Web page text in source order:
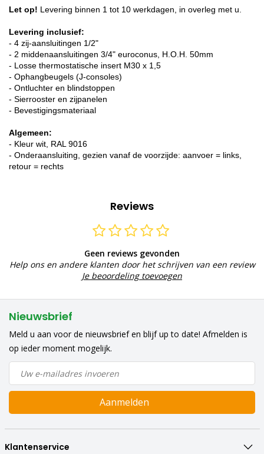
Let op! Levering binnen 1 tot 10 werkdagen, in overleg met u.
Levering inclusief:
- 4 zij-aansluitingen 1/2"
- 2 middenaansluitingen 3/4" euroconus, H.O.H. 50mm
- Losse thermostatische insert M30 x 1,5
- Ophangbeugels (J-consoles)
- Ontluchter en blindstoppen
- Sierrooster en zijpanelen
- Bevestigingsmateriaal
Algemeen:
- Kleur wit, RAL 9016
- Onderaansluiting, gezien vanaf de voorzijde: aanvoer = links,
retour = rechts
Reviews
Geen reviews gevonden
Help ons en andere klanten door het schrijven van een review
Je beoordeling toevoegen
Nieuwsbrief
Meld u aan voor de nieuwsbrief en blijf up to date! Afmelden is
op ieder moment mogelijk.
Aanmelden
Klantenservice